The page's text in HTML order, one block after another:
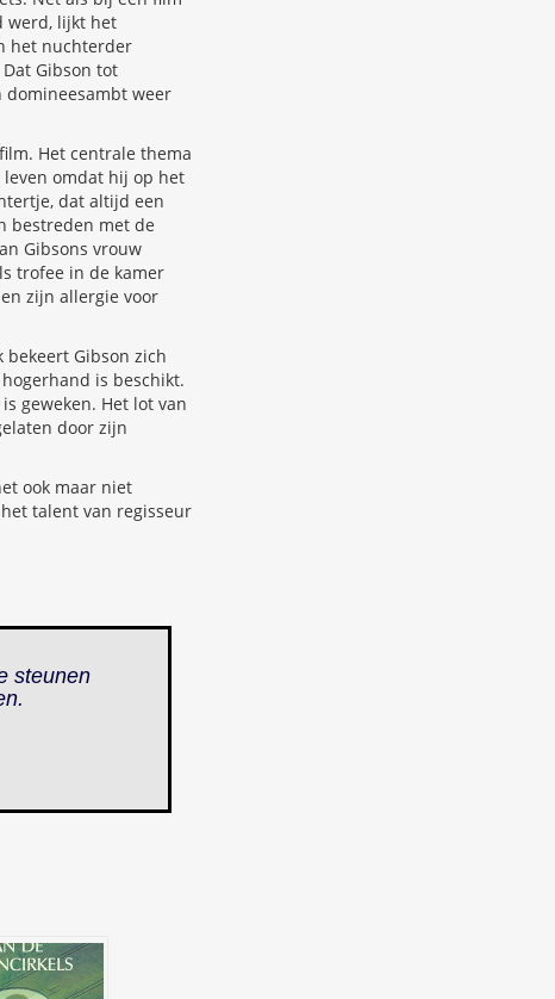
werd, lijkt het
het nuchterder
Gibson tot
weer
Het centrale thema
omdat hij op het
dat altijd een
bestreden met de
Gibsons vrouw
trofee in de kamer
zijn allergie voor
Gibson zich
is beschikt.
geweken. Het lot van
door zijn
ook maar niet
talent van regisseur
steunen